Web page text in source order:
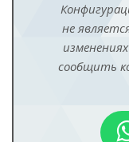
не
сообщить